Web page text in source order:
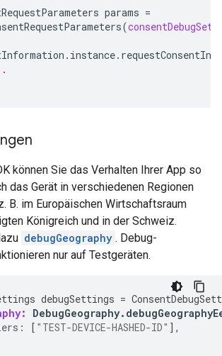
params =
(
. instance.
können Sie das Verhalten Ihrer App so
das Gerät in verschiedenen Regionen
B. im Europäischen Wirtschaftsraum
Königreich und in der Schweiz.
debugGeography . Debug-
nur auf Testgeräten.
debugSettings =
DebugGeography.
[ "TEST-DEVICE-HASHED-ID" ],